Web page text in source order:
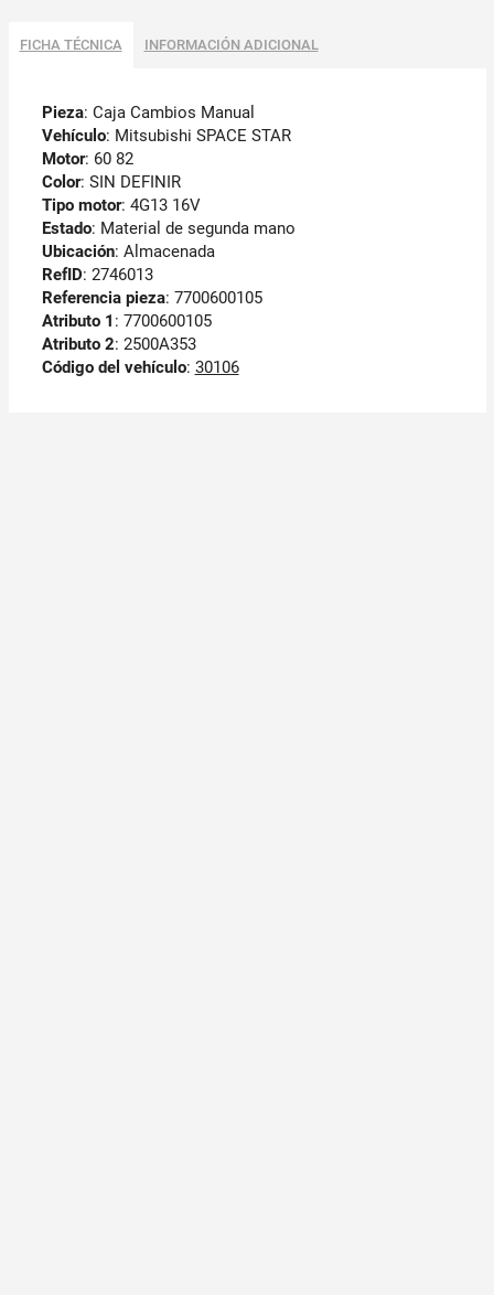
FICHA TÉCNICA INFORMACIÓN ADICIONAL
Pieza: Caja Cambios Manual
Vehículo: Mitsubishi SPACE STAR
Motor: 60 82
Color: SIN DEFINIR
Tipo motor: 4G13 16V
Estado: Material de segunda mano
Ubicación: Almacenada
RefID: 2746013
Referencia pieza: 7700600105
Atributo 1 : 7700600105
Atributo 2: 2500A353
Código del vehículo: 30106